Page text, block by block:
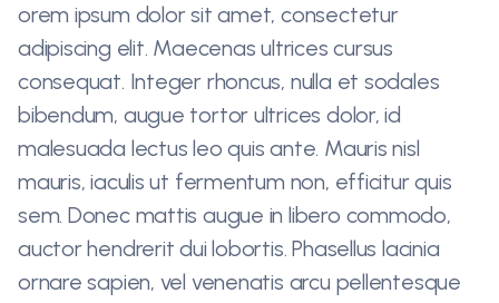
orem ipsum dolor sit amet, consectetur
adipiscing elit. Maecenas ultrices cursus
consequat. Integer rhoncus, nulla et sodales
bibendum, augue tortor ultrices dolor, id
malesuada lectus leo quis ante. Mauris nisl
mauris, iaculis ut fermentum non, efficitur quis
sem. Donec mattis augue in libero commodo,
auctor hendrerit dui lobortis. Phasellus lacinia
ornare sapien, vel venenatis arcu pellentesque